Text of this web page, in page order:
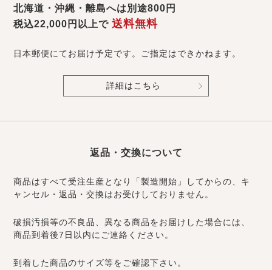
北海道・沖縄・離島へは別途800円
税込22,000円以上で送料無料
日本郵便にてお届け予定です。ご指定はできかねます。
詳細はこちら
返品・交換について
商品はすべて受注生産となり「製造開始」してからの、キ
ャンセル・返品・交換はお受けしておりません。
破損汚損等の不良品、異なる商品をお届けした場合には、
商品到着後7日以内にご連絡ください。
到着した商品のサイズ等をご確認下さい。